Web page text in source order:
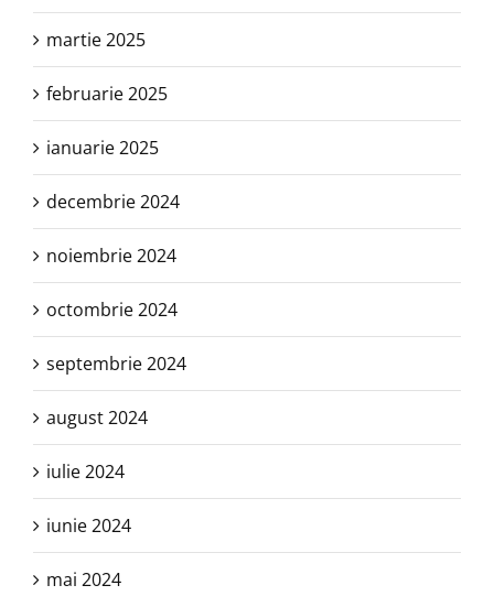
martie 2025
februarie 2025
ianuarie 2025
decembrie 2024
noiembrie 2024
octombrie 2024
septembrie 2024
august 2024
iulie 2024
iunie 2024
mai 2024